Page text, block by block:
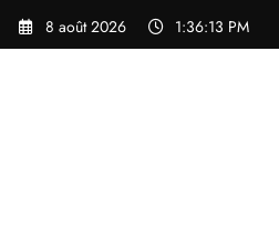
Aller
8 août 2026 1:36:14 PM